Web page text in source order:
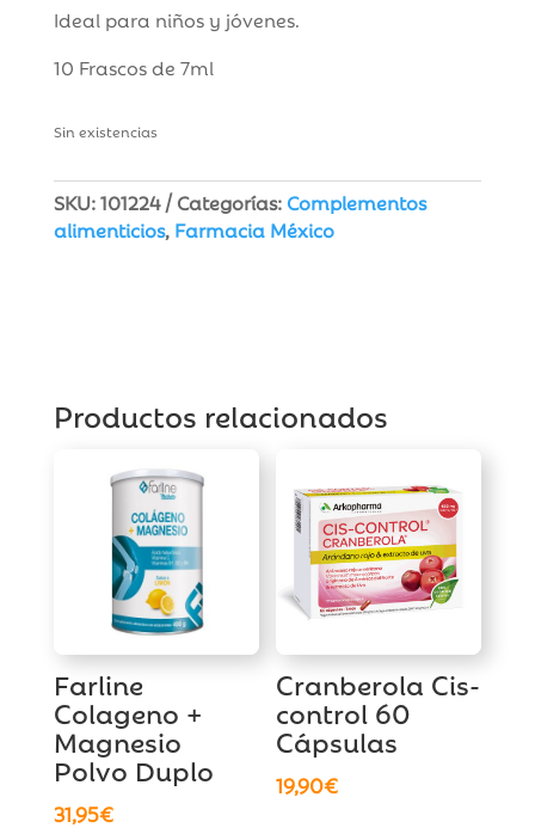
Ideal para niños y jóvenes.
10 Frascos de 7ml
Sin existencias
SKU:101224 Categorías:Complementos
alimenticios, Farmacia México
Productos relacionados
Farline
Colageno +
Magnesio
Polvo Duplo
31,95€
Cranberola Cis-
control 60
Cápsulas
19,90€